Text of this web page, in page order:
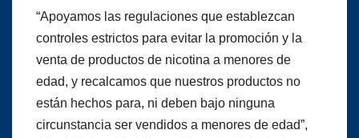
“Apoyamos las regulaciones que establezcan
controles estrictos para evitar la promoción y la
venta de productos de nicotina a menores de
edad, y recalcamos que nuestros productos no
están hechos para, ni deben bajo ninguna
circunstancia ser vendidos a menores de edad”,